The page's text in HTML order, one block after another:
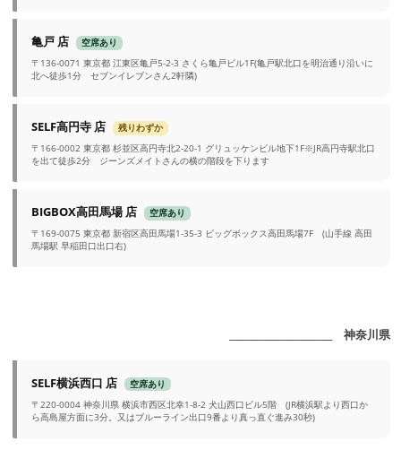
亀戸 店
空席あり
〒136-0071 東京都 江東区亀戸5-2-3 さくら亀戸ビル1F(亀戸駅北口を明治通り沿いに
北へ徒歩1分 セブンイレブンさん2軒隣)
SELF高円寺 店
残りわずか
〒166-0002 東京都 杉並区高円寺北2-20-1 グリュッケンビル地下1F※JR高円寺駅北口
を出て徒歩2分 ジーンズメイトさんの横の階段を下ります
BIGBOX高田馬場 店
空席あり
〒169-0075 東京都 新宿区高田馬場1-35-3 ビッグボックス高田馬場7F (山手線 高田
馬場駅 早稲田口出口右)
_______________________ 神奈川県
SELF横浜西口 店
空席あり
〒220-0004 神奈川県 横浜市西区北幸1-8-2 犬山西口ビル5階 (JR横浜駅より西口か
ら高島屋方面に3分。又はブルーライン出口9番より真っ直ぐ進み30秒)